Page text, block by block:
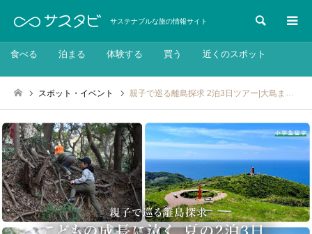
サステナブルな旅の情報サイト 検索
食べる 泊まる 体験する 買う 近くのスポット
スポット・イベント 親子で巡る離島探求 2泊3日ツアー|大島まるごと はっけん隊：2026年7月26日～8月25日